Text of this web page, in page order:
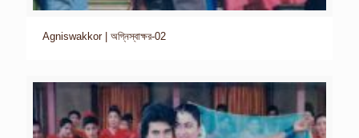
Agniswakkor | অগ্নিস্বাক্ষর-02